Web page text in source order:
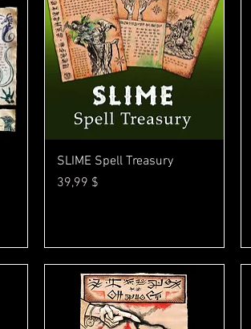
Γρήγορη προβολή
SLIME Spell Treasury
Τιμή
39,99 $